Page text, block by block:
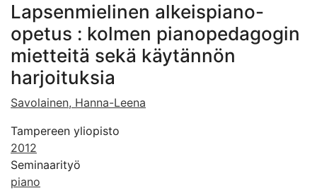
Lapsenmielinen alkeispiano-
opetus : kolmen pianopedagogin
mietteitä sekä käytännön
harjoituksia
Savolainen, Hanna-Leena
Tampereen yliopisto
2012
Seminaarityö
piano